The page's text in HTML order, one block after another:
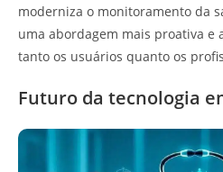
moderniza o monitoramento da
uma abordagem mais proativa e
tanto os usuários quanto os
Futuro da tecnologia